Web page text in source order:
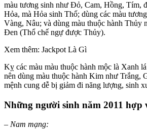
màu tương sinh như Đỏ, Cam, Hồng, Tím,
Hỏa, mà Hỏa sinh Thổ; dùng các màu
Vàng, Nâu; và dùng màu thuộc hành Thủy
Đen (Thổ chế ngự được Thủy).
Xem thêm: Jackpot Là Gì
Kỵ các màu màu thuộc hành mộc là Xanh
nên dùng màu thuộc hành Kim như Trắng,
mệnh cung dễ bị giảm đi năng lượng, sinh
Những người sinh năm 2011 hợp
– Nam mạng: